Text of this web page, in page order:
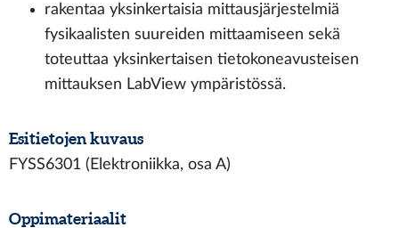
rakentaa yksinkertaisia mittausjärjestelmiä
fysikaalisten suureiden mittaamiseen sekä
toteuttaa yksinkertaisen tietokoneavusteisen
mittauksen LabView ympäristössä.
Esitietojen kuvaus
FYSS6301 (Elektroniikka, osa A)
Oppimateriaalit